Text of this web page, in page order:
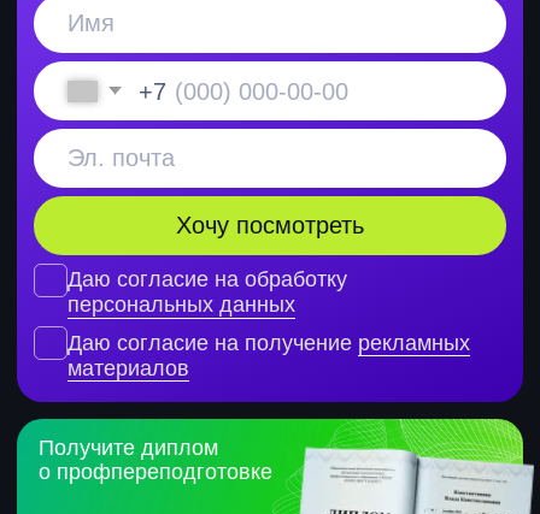
1 год английского
от
в подарок
Готовим к официальной
аттестации от Минцифры
Точно знаем требования рынка,
государства и времени. Готовим
по внедрению ИИ
в образование
№ 1
по версии Edtechs
Awards 2025
Лицензия
Л035-01298-
77/00181469
Получите диплом
о профпереподготовке
Поможем с поиском
работы
Бесплатный курс
при покупке